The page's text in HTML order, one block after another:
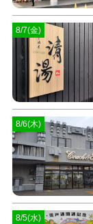
8/7(金)
8/6(木)
8/5(水)